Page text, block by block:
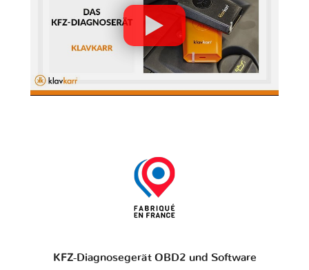
KFZ-Diagnosegerät OBD2 und Software